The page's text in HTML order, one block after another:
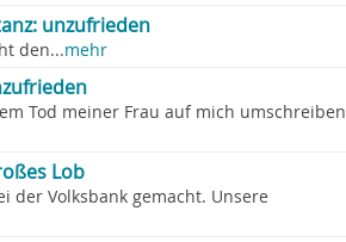
unzufrieden
den...mehr
Tod meiner Frau auf mich umschreiben
Lob
der Volksbank gemacht. Unsere